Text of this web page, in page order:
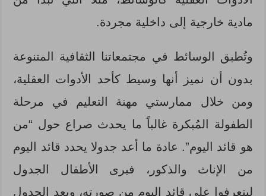
مادية خارجية إلى داخلية مجردة.
وتُطبق الوسائط في مجتمعاتنا الثقافية المتنوعة
بدون أن نميز أنها وسيط كأحد الأدوات العقلية،
ومن خلال ممارستي مهنة التعليم في مرحلة
الطفولة المُبكرة غالباً ما يحدث صراع حول “من
هو قائد اليوم”. عادة ما أعد جدولا يحدد قائد اليوم
من الإناث والذكور، فيرى الأطفال الجدول
ليتعرفوا على قائد اليوم من صورته، ويعد الجدول